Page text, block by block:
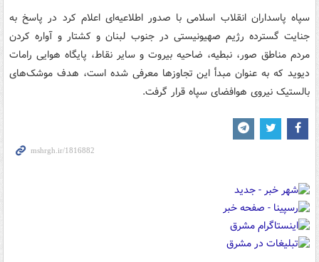
سپاه پاسداران انقلاب اسلامی با صدور اطلاعیه‌ای اعلام کرد در پاسخ به
جنایت گسترده رژیم صهیونیستی در جنوب لبنان و کشتار و آواره کردن
مردم مناطق صور، نبطیه، ضاحیه بیروت و سایر نقاط، پایگاه هوایی رامات
دیوید که به عنوان مبدأ این تجاوزها معرفی شده است، هدف موشک‌های
بالستیک نیروی هوافضای سپاه قرار گرفت.